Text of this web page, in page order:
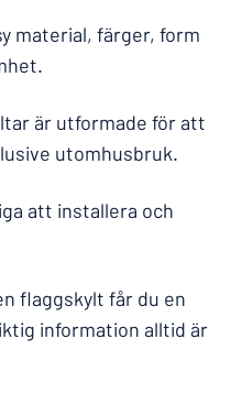
material, färger, form
är utformade för att
utomhusbruk.
att installera och
flaggskylt får du en
information alltid är